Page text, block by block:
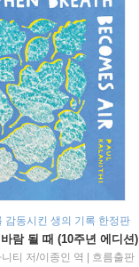
감동시킨 생의 기록 한정판
람 될 때 (10주년 에디션)
티 저/이종인 역
흐름출판